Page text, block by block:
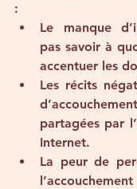
:
Le manque
pas savoir à
accentuer les
Les récits
partagées par
Internet.
La peur de